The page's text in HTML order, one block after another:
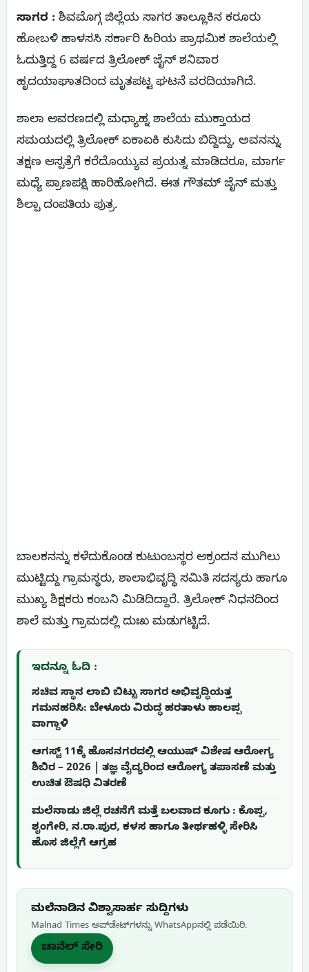
ಸಾಗರ : ಶಿವಮೊಗ್ಗ ಜಿಲ್ಲೆಯ ಸಾಗರ ತಾಲ್ಲೂಕಿನ ಕರೂರು
ಹೋಬಳಿ ಹಾಳಸಸಿ ಸರ್ಕಾರಿ ಹಿರಿಯ ಪ್ರಾಥಮಿಕ ಶಾಲೆಯಲ್ಲಿ
ಓದುತ್ತಿದ್ದ 6 ವರ್ಷದ ತ್ರಿಲೋಕ್ ಜೈನ್ ಶನಿವಾರ
ಹೃದಯಾಘಾತದಿಂದ ಮೃತಪಟ್ಟ ಘಟನೆ ವರದಿಯಾಗಿದೆ.
ಶಾಲಾ ಆವರಣದಲ್ಲಿ ಮಧ್ಯಾಹ್ನ ಶಾಲೆಯ ಮುಕ್ತಾಯದ
ಸಮಯದಲ್ಲಿ ತ್ರಿಲೋಕ್ ಏಕಾಏಕಿ ಕುಸಿದು ಬಿದ್ದಿದ್ದು, ಅವನನ್ನು
ತಕ್ಷಣ ಆಸ್ಪತ್ರೆಗೆ ಕರೆದೊಯ್ಯುವ ಪ್ರಯತ್ನ ಮಾಡಿದರೂ, ಮಾರ್ಗ
ಮಧ್ಯೆ ಪ್ರಾಣಪಕ್ಷಿ ಹಾರಿಹೋಗಿದೆ. ಈತ ಗೌತಮ್ ಜೈನ್ ಮತ್ತು
ಶಿಲ್ಪಾ ದಂಪತಿಯ ಪುತ್ರ.
ಬಾಲಕನನ್ನು ಕಳೆದುಕೊಂಡ ಕುಟುಂಬಸ್ಥರ ಆಕ್ರಂದನ ಮುಗಿಲು
ಮುಟ್ಟಿದ್ದು ಗ್ರಾಮಸ್ಥರು, ಶಾಲಾಭಿವೃದ್ಧಿ ಸಮಿತಿ ಸದಸ್ಯರು ಹಾಗೂ
ಮುಖ್ಯ ಶಿಕ್ಷಕರು ಕಂಬನಿ ಮಿಡಿದಿದ್ದಾರೆ. ತ್ರಿಲೋಕ್ ನಿಧನದಿಂದ
ಶಾಲೆ ಮತ್ತು ಗ್ರಾಮದಲ್ಲಿ ದುಃಖ ಮಡುಗಟ್ಟಿದೆ.
ಇದನ್ನೂ ಓದಿ :
ಸಚಿವ ಸ್ಥಾನ ಲಾಬಿ ಬಿಟ್ಟು ಸಾಗರ ಅಭಿವೃದ್ಧಿಯತ್ತ
ಗಮನಹರಿಸಿ: ಬೇಳೂರು ವಿರುದ್ಧ ಹರತಾಳು ಹಾಲಪ್ಪ
ವಾಗ್ದಾಳಿ
ಆಗಸ್ಟ್ 11ಕ್ಕೆ ಹೊಸನಗರದಲ್ಲಿ ಆಯುಷ್ ವಿಶೇಷ ಆರೋಗ್ಯ
ಶಿಬಿರ – 2026 | ತಜ್ಞ ವೈದ್ಯರಿಂದ ಆರೋಗ್ಯ ತಪಾಸಣೆ ಮತ್ತು
ಉಚಿತ ಔಷಧಿ ವಿತರಣೆ
ಮಲೆನಾಡು ಜಿಲ್ಲೆ ರಚನೆಗೆ ಮತ್ತೆ ಬಲವಾದ ಕೂಗು : ಕೊಪ್ಪ,
ಶೃಂಗೇರಿ, ನ.ರಾ.ಪುರ, ಕಳಸ ಹಾಗೂ ತೀರ್ಥಹಳ್ಳಿ ಸೇರಿಸಿ
ಹೊಸ ಜಿಲ್ಲೆಗೆ ಆಗ್ರಹ
ಮಲೆನಾಡಿನ ವಿಶ್ವಾಸಾರ್ಹ ಸುದ್ದಿಗಳು
Malnad Times ಅಪ್‌ಡೇಟ್‌ಗಳನ್ನು WhatsApp‌ನಲ್ಲಿ ಪಡೆಯಿರಿ.
ಚಾನೆಲ್ ಸೇರಿ